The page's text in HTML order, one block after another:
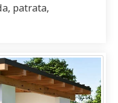
patrata,